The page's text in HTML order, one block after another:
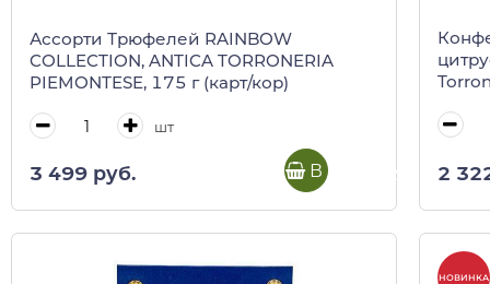
Ассорти Трюфелей RAINBOW
COLLECTION, ANTICA TORRONERIA
PIEMONTESE, 175 г (карт/кор)
шт
3 499 руб. В корзину 2
НОВИНКА